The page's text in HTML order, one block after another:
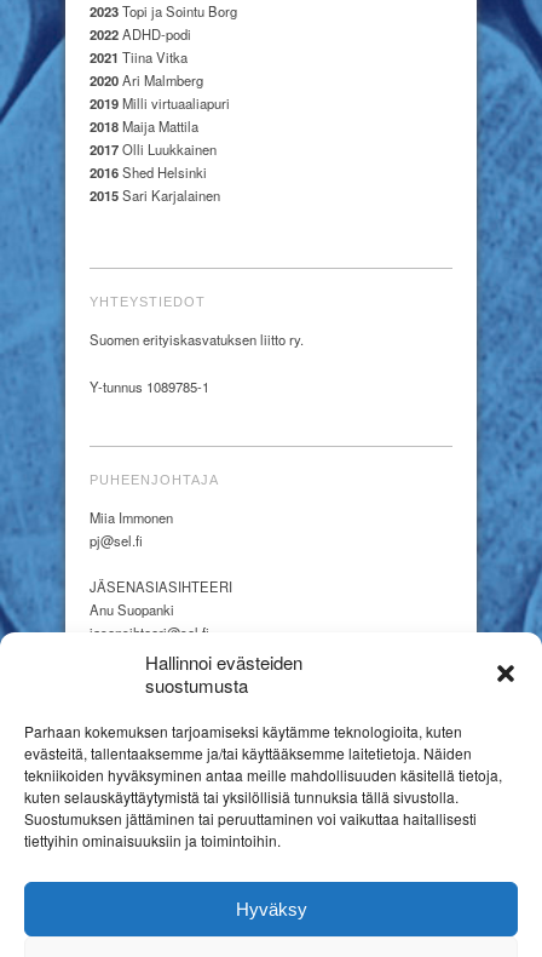
Hallinnoi evästeiden
suostumusta
Parhaan kokemuksen tarjoamiseksi käytämme teknologioita, kuten
evästeitä, tallentaaksemme ja/tai käyttääksemme laitetietoja. Näiden
tekniikoiden hyväksyminen antaa meille mahdollisuuden käsitellä tietoja,
kuten selauskäyttäytymistä tai yksilöllisiä tunnuksia tällä sivustolla.
Suostumuksen jättäminen tai peruuttaminen voi vaikuttaa haitallisesti
tiettyihin ominaisuuksiin ja toimintoihin.
Hyväksy
2023Topi ja Sointu Borg
2022ADHD-podi
2021 Tiina Vitka
2020Ari Malmberg
2019Milli virtuaaliapuri
2018Maija Mattila
2017Olli Luukkainen
2016Shed Helsinki
2015Sari Karjalainen
YHTEYSTIEDOT
Suomen erityiskasvatuksen liitto ry.
Y-tunnus 1089785-1
PUHEENJOHTAJA
Miia Immonen
pj@sel.fi
JÄSENASIASIHTEERI
Anu Suopanki
jasensihteeri@sel.fi
päätoimittaja
Pasi Luukkainen
paskrilu@gmail.com